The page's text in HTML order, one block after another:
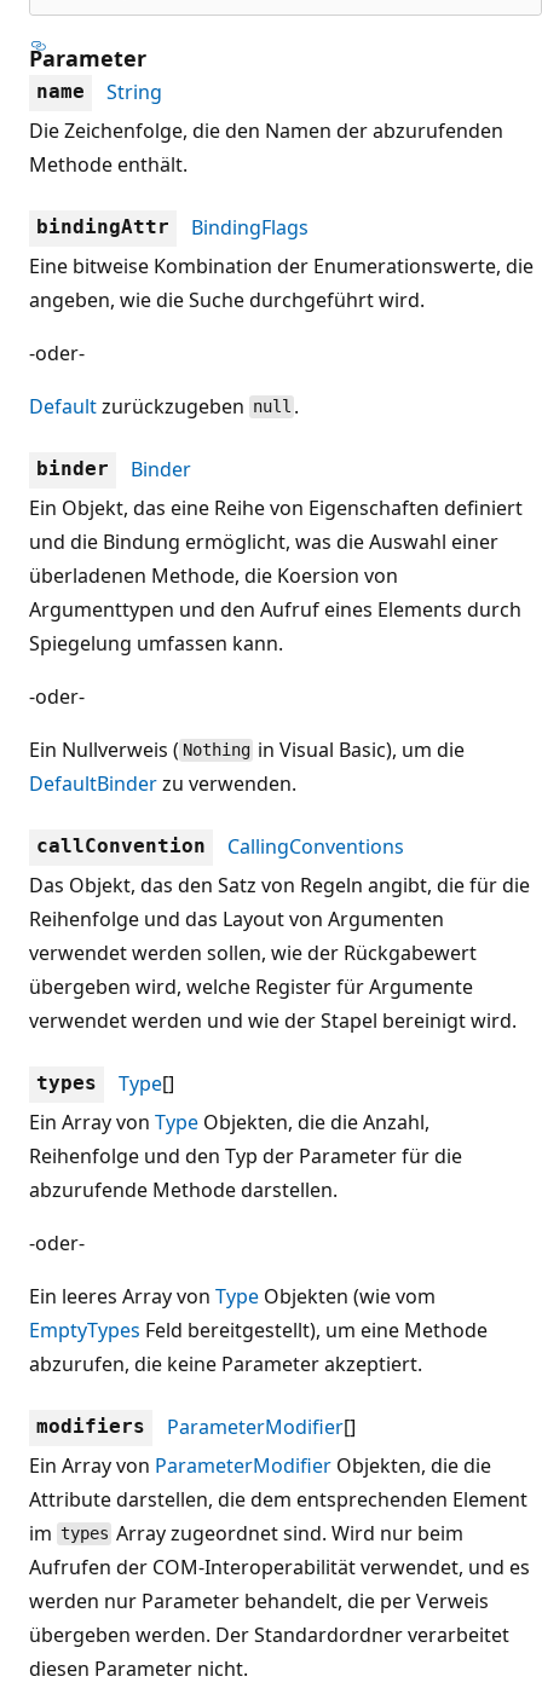
Parameter
name
String
Die Zeichenfolge, die den Namen der abzurufenden
Methode enthält.
bindingAttr
BindingFlags
Eine bitweise Kombination der Enumerationswerte, die
angeben, wie die Suche durchgeführt wird.
-oder-
Defaultzurückzugeben null .
binder
Binder
Ein Objekt, das eine Reihe von Eigenschaften definiert
und die Bindung ermöglicht, was die Auswahl einer
überladenen Methode, die Koersion von
Argumenttypen und den Aufruf eines Elements durch
Spiegelung umfassen kann.
-oder-
Ein Nullverweis ( Nothing in Visual Basic), um die
DefaultBinderzu verwenden.
callConvention
CallingConventions
Das Objekt, das den Satz von Regeln angibt, die für die
Reihenfolge und das Layout von Argumenten
verwendet werden sollen, wie der Rückgabewert
übergeben wird, welche Register für Argumente
verwendet werden und wie der Stapel bereinigt wird.
types Type[]
Ein Array von Type Objekten, die die Anzahl,
Reihenfolge und den Typ der Parameter für die
abzurufende Methode darstellen.
-oder-
Ein leeres Array von Type Objekten (wie vom
EmptyTypes Feld bereitgestellt), um eine Methode
abzurufen, die keine Parameter akzeptiert.
modifiers ParameterModifier[]
Ein Array von ParameterModifier Objekten, die die
Attribute darstellen, die dem entsprechenden Element
im types Array zugeordnet sind. Wird nur beim
Aufrufen der COM-Interoperabilität verwendet, und es
werden nur Parameter behandelt, die per Verweis
übergeben werden. Der Standardordner verarbeitet
diesen Parameter nicht.